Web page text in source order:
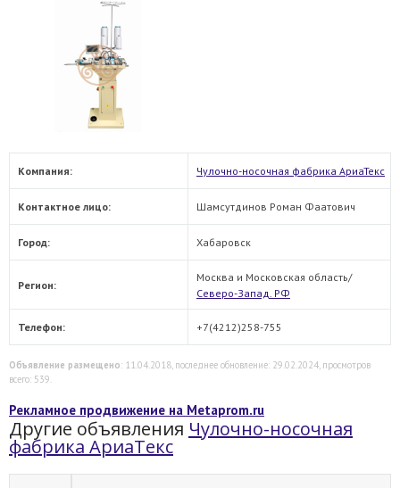
Компания: Чулочно-носочная фабрика АриаТекс
Контактное лицо: Шамсутдинов Роман Фаатович
Город: Хабаровск
Регион:
Москва и Московская область/
Северо-Запад. РФ
Телефон: +7(4212)258-755
Объявление размещено: 11.04.2018, последнее обновление: 29.02.2024, просмотров
всего: 539.
Рекламное продвижение на Metaprom.ru
Другие объявления Чулочно-носочная
фабрика АриаТекс